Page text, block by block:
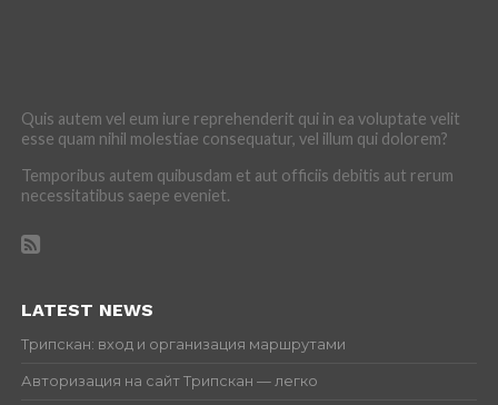
Quis autem vel eum iure reprehenderit qui in ea voluptate velit
esse quam nihil molestiae consequatur, vel illum qui dolorem?
Temporibus autem quibusdam et aut officiis debitis aut rerum
necessitatibus saepe eveniet.
LATEST NEWS
Трипскан: вход и организация маршрутами
Авторизация на сайт Трипскан — легко